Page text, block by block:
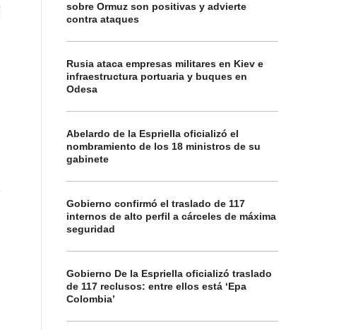
sobre Ormuz son positivas y advierte
contra ataques
Rusia ataca empresas militares en Kiev e
infraestructura portuaria y buques en
Odesa
Abelardo de la Espriella oficializó el
nombramiento de los 18 ministros de su
gabinete
Gobierno confirmó el traslado de 117
internos de alto perfil a cárceles de máxima
seguridad
Gobierno De la Espriella oficializó traslado
de 117 reclusos: entre ellos está ‘Epa
Colombia’